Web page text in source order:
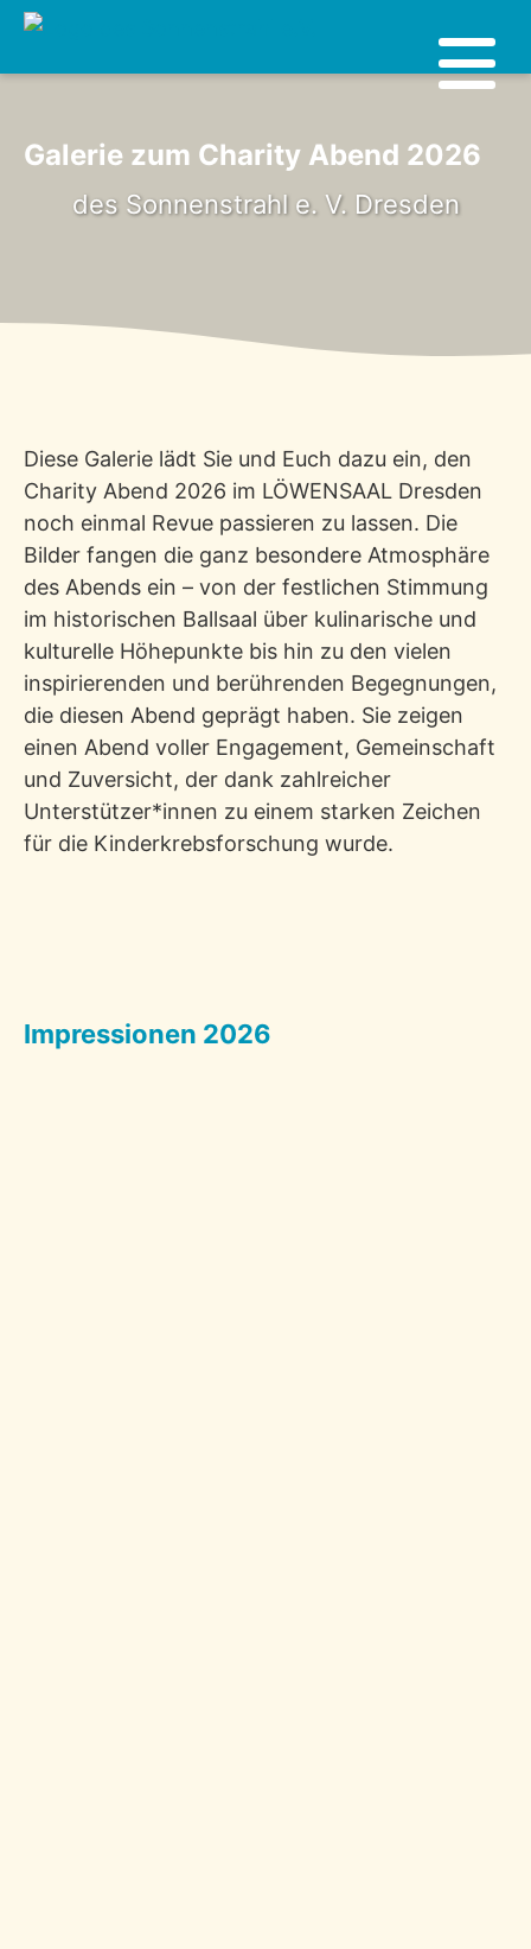
Galerie zum Charity Abend 2026
des Sonnenstrahl e. V. Dresden
Diese Galerie lädt Sie und Euch dazu ein, den
Charity Abend 2026 im LÖWENSAAL Dresden
noch einmal Revue passieren zu lassen. Die
Bilder fangen die ganz besondere Atmosphäre
des Abends ein – von der festlichen Stimmung
im historischen Ballsaal über kulinarische und
kulturelle Höhepunkte bis hin zu den vielen
inspirierenden und berührenden Begegnungen,
die diesen Abend geprägt haben. Sie zeigen
einen Abend voller Engagement, Gemeinschaft
und Zuversicht, der dank zahlreicher
Unterstützer*innen zu einem starken Zeichen
für die Kinderkrebsforschung wurde.
Impressionen 2026